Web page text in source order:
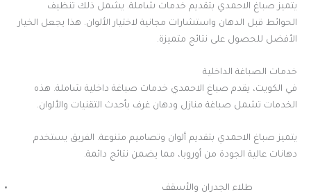
يتميز صباغ الاحمدي بتقديم خدمات شاملة. يشمل ذلك تنظيف
الحوائط قبل الدهان واستشارات مجانية لاختيار الألوان. هذا يجعل الخيار
الأفضل للحصول على نتائج متميزة.
خدمات الصباغة الداخلية
في الكويت، يقدم صباغ الاحمدي خدمات صباغة داخلية شاملة. هذه
الخدمات تشمل صباغة منازل ودهان غرف بأحدث التقنيات والألوان.
يتميز صباغ الاحمدي بتقديم ألوان وتصاميم متنوعة. الفريق يستخدم
دهانات عالية الجودة من أوروبا، مما يضمن نتائج دائمة.
طلاء الجدران والأسقف